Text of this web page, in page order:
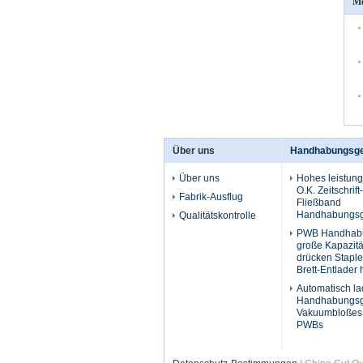
Über uns
Über uns
Fabrik-Ausflug
Qualitätskontrolle
Hohes
O.K.
Fließband
PWB
große
drücken
Brett-Entlader
Automatisch
PWBs